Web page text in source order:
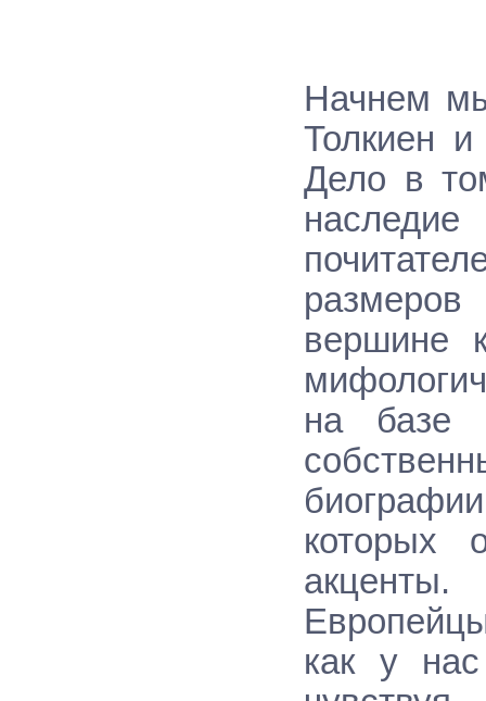
Начнем
Толкиен и
Дело в
вершине
на базе
которых
акценты.
как у